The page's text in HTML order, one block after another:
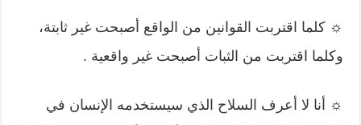
☼ كلما اقتربت القوانين من الواقع أصبحت غير ثابتة،
وكلما اقتربت من الثبات أصبحت غير واقعية .
☼ أنا لا أعرف السلاح الذي سيستخدمه الإنسان في